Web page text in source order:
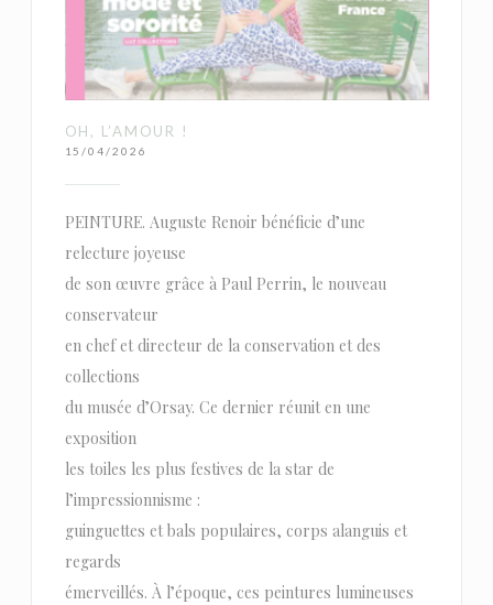
OH, L’AMOUR !
15/04/2026
PEINTURE. Auguste Renoir bénéficie d’une
relecture joyeuse
de son œuvre grâce à Paul Perrin, le nouveau
conservateur
en chef et directeur de la conservation et des
collections
du musée d’Orsay. Ce dernier réunit en une
exposition
les toiles les plus festives de la star de
l’impressionnisme :
guinguettes et bals populaires, corps alanguis et
regards
émerveillés. À l’époque, ces peintures lumineuses